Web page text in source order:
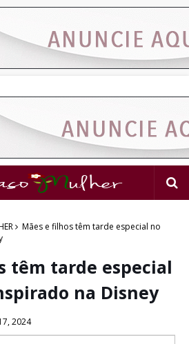
Mães e filhos têm tarde especial no
têm tarde especial
na Disney
2024